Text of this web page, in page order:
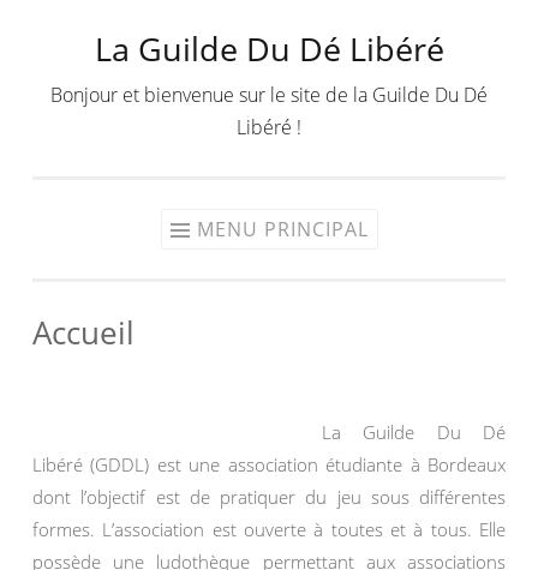
contenu
La Guilde Du Dé Libéré
Bonjour et bienvenue sur le site de la Guilde Du Dé
Libéré !
MENU PRINCIPAL
Accueil
La Guilde Du Dé
Libéré (GDDL) est une association étudiante à Bordeaux
dont l’objectif est de pratiquer du jeu sous différentes
formes. L’association est ouverte à toutes et à tous. Elle
possède une ludothèque permettant aux associations